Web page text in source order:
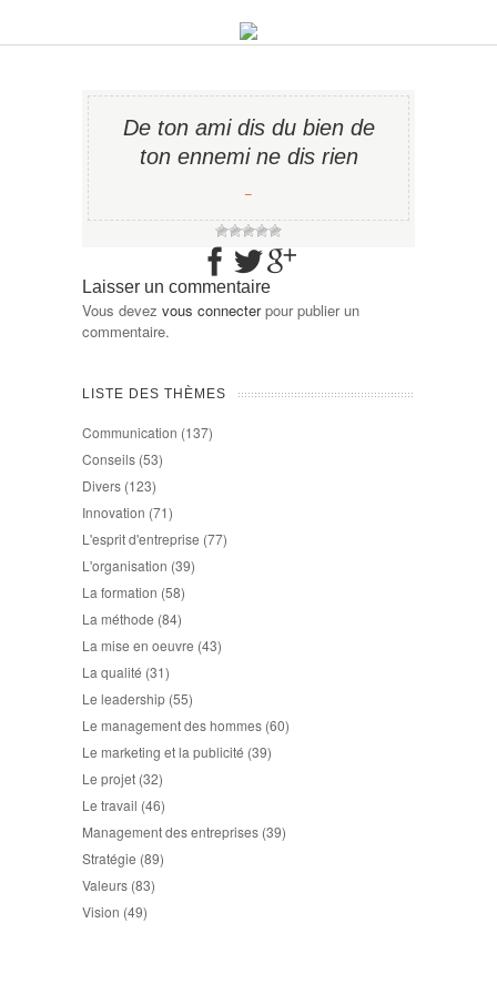
De ton ami dis du bien de
ton ennemi ne dis rien
−
Laisser un commentaire
Vous devez vous connecterpour publier un
commentaire.
LISTE DES THÈMES
Communication (137)
Conseils (53)
Divers (123)
Innovation (71)
L'esprit d'entreprise (77)
L'organisation (39)
La formation (58)
La méthode (84)
La mise en oeuvre (43)
La qualité (31)
Le leadership (55)
Le management des hommes (60)
Le marketing et la publicité (39)
Le projet (32)
Le travail (46)
Management des entreprises (39)
Stratégie (89)
Valeurs (83)
Vision (49)